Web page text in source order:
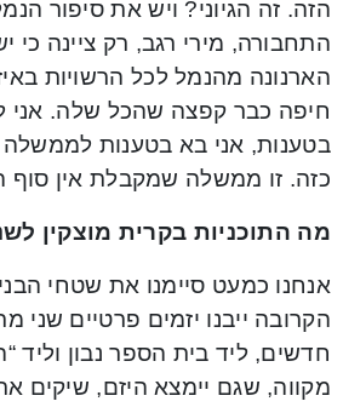
הזה. זה הגיוני? ויש את סיפור
התחבורה, מירי רגב, רק ציינה כי
הארנונה מהנמל לכל הרשויות
חיפה כבר קפצה שהכל שלה. אני
בטענות, אני בא בטענות
כזה. זו ממשלה שמקבלת אין סוף
מה התוכניות בקרית מוצקין
אנחנו כמעט סיימנו את שטחי
הקרובה ייבנו יזמים פרטיים שני
חדשים, ליד בית הספר נבון וליד
מקווה, שגם יימצא היזם, שיקים